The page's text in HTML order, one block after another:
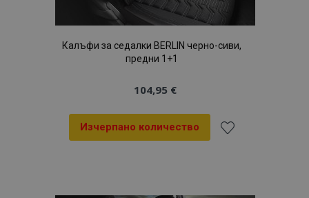
Калъфи за седалки BERLIN черно-сиви,
предни 1+1
104,95 €
Изчерпано количество